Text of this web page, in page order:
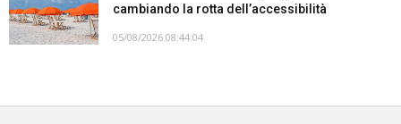
cambiando la rotta dell’accessibilità
05/08/2026 08:44:04